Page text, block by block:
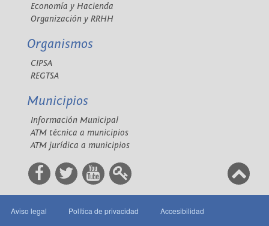
Economía y Hacienda
Organización y RRHH
Organismos
CIPSA
REGTSA
Municipios
Información Municipal
ATM técnica a municipios
ATM jurídica a municipios
Aviso legal Política de privacidad Accesibilidad